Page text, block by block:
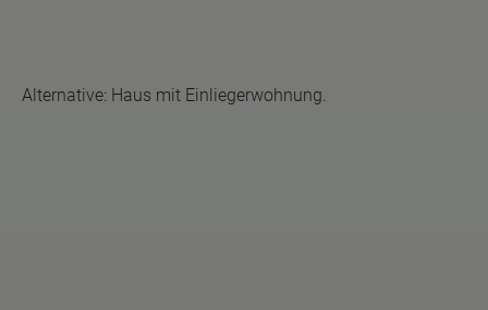
Alternative: Haus mit Einliegerwohnung.